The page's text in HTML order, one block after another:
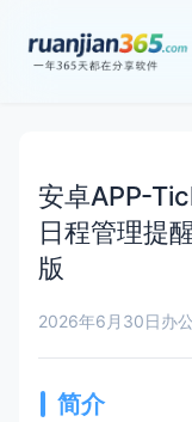
安卓APP-
日程管理提
版
2026年6月30日办
简介